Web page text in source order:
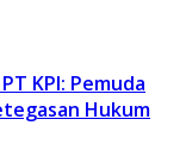
KPI: Pemuda
Hukum